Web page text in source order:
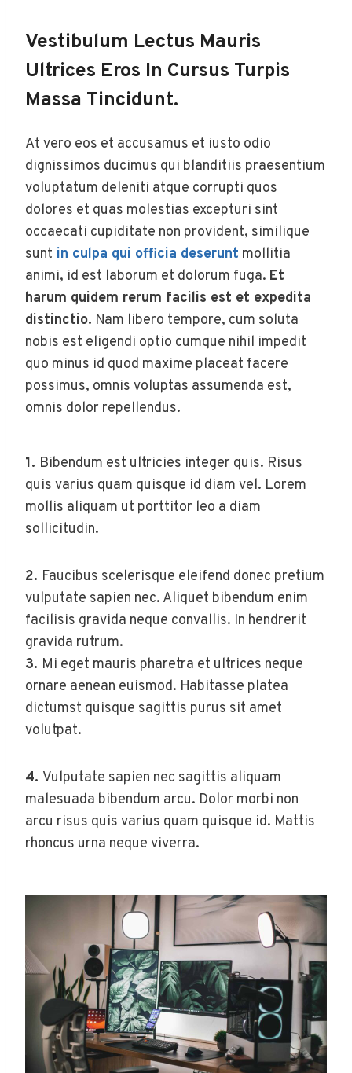
Vestibulum Lectus Mauris
Ultrices Eros In Cursus Turpis
Massa Tincidunt.
At vero eos et accusamus et iusto odio
dignissimos ducimus qui blanditiis praesentium
voluptatum deleniti atque corrupti quos
dolores et quas molestias excepturi sint
occaecati cupiditate non provident, similique
sunt in culpa qui officia deserunt mollitia
animi, id est laborum et dolorum fuga. Et
harum quidem rerum facilis est et expedita
distinctio. Nam libero tempore, cum soluta
nobis est eligendi optio cumque nihil impedit
quo minus id quod maxime placeat facere
possimus, omnis voluptas assumenda est,
omnis dolor repellendus.
1. Bibendum est ultricies integer quis. Risus
quis varius quam quisque id diam vel. Lorem
mollis aliquam ut porttitor leo a diam
sollicitudin.
2. Faucibus scelerisque eleifend donec pretium
vulputate sapien nec. Aliquet bibendum enim
facilisis gravida neque convallis. In hendrerit
gravida rutrum.
3. Mi eget mauris pharetra et ultrices neque
ornare aenean euismod. Habitasse platea
dictumst quisque sagittis purus sit amet
volutpat.
4. Vulputate sapien nec sagittis aliquam
malesuada bibendum arcu. Dolor morbi non
arcu risus quis varius quam quisque id. Mattis
rhoncus urna neque viverra.